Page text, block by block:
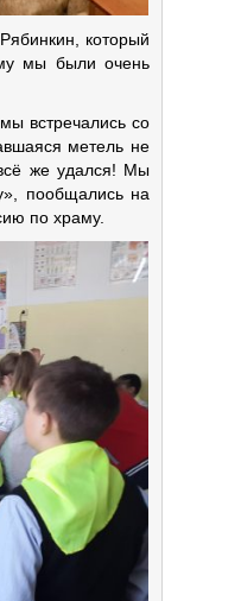
который
мы были очень
встречались со
метель не
же удался! Мы
пообщались на
по храму.